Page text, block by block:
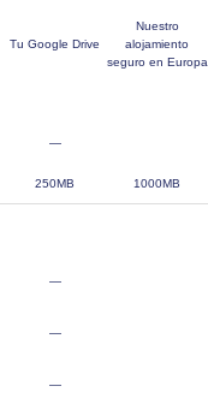
Tu Google Drive
Nuestro
alojamiento
seguro en Europa
—
250MB 1000MB
—
—
—